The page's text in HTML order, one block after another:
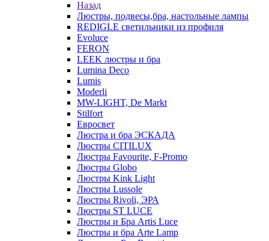
Назад
Люстры, подвесы,бра, настольные лампы
REDIGLE светильники из профиля
Evoluce
FERON
LEEK люстры и бра
Lumina Deco
Lumis
Moderli
MW-LIGHT, De Markt
Stilfort
Евросвет
Люстра и бра ЭСКАДА
Люстры CITILUX
Люстры Favourite, F-Promo
Люстры Globo
Люстры Kink Light
Люстры Lussole
Люстры Rivoli, ЭРА
Люстры ST LUCE
Люстры и Бра Artis Luce
Люстры и бра Arte Lamp